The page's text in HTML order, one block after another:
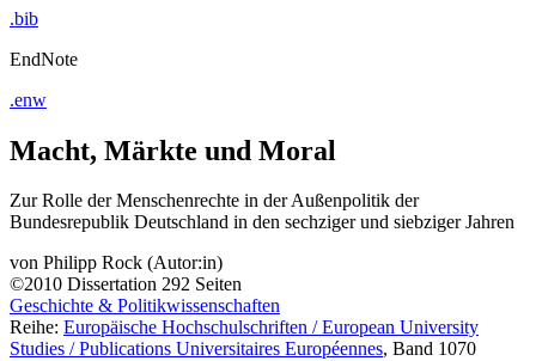
.bib
EndNote
.enw
Macht, Märkte und Moral
Zur Rolle der Menschenrechte in der Außenpolitik der
Bundesrepublik Deutschland in den sechziger und siebziger Jahren
von Philipp Rock (Autor:in)
©2010 Dissertation 292 Seiten
Geschichte & Politikwissenschaften
Reihe: Europäische Hochschulschriften / European University
Studies / Publications Universitaires Européennes, Band 1070